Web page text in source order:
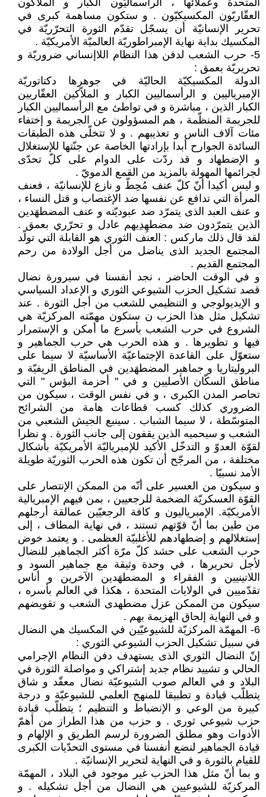
المتّحدة وعملائها ، الرأسماليّون الكبار و الملاّكون
العقّاريّون المكسيكيّون . و ستكون مساهمة كبرى في
تحرير الإنسانيّة أن يسجّل تقدّم الثورة التحرّريّة في
المكسيك بداية نهاية الإمبراطوريّة العالميّة الأمريكيّة .
5- حرب الشعب لدفن هذا النظام اللاإنساني ضروريّة و
تحريريّة بعمق :
الدولة المكسيكيّة الحاليّة في جوهرها دكتاتوريّة
الإمبرياليين و الرأسماليين الكبار و الملاّكين العقّاريين
الكبار الذين ، مباشرة و في تواطئ مع الرأسماليين الكبار
للجريمة المنظّمة ، هم المسؤولون عن الجريمة و إختفاء
مئات آلاف الناس و تعذيبهم . و لا تتخلّى هذه الطبقات
السائدة الجوارح أبدا بإرادتها الخاصة عن جنّتها للإستغلال
و الإضطهاد و قد ردّت على الدوام على كلّ تحدّى
لجرائمها المهولة بالمزيد من القمع الدمويّ .
و ليس أكيدا أنّ كلّ عنف مُحِطّ و نازع للإنسانيّة ، فعنف
المرأة التي تدافع عن نفسها ضد الإغتصاب و قتل النساء ،
و عنف العبد الذى يتمرّد ضد عبوديّته و عنف المضطهَدين
الذين يتمرّدون ضد مضطهِدِيهم عادل و تحرّري بعمق .
لقد قال ذلك ماركس : العنف الثوري هو القابلة التي تولّد
المجتمع الجديد الذى يناضل من أجل الولادة من رحم
المجتمع القديم .
و في الوقت الحاضر ، نجد أنفسنا في سيرورة نضال
قصد تشكيل الحزب الشيوعي الثوري و الإعداد السياسي
و الإيديولوجي و التنظيمي للشعب من أجل الثورة . عند
تشكيل مثل هذا الحزب ن ستكون مهمّته المركزيّة هي
الشروع في حرب الشعب بأسرع ما أمكن و الإستمرار
فيها و تطويرها . و هذه الحرب هي حرب الجماهير و
ستعوّل على القاعدة الإجتماعيّة الأساسيّة لا سيما على
البروليتاريا و جماهير المضطهَدين في المناطق الريفيّة و
مناطق السكّان الأصليين و في " أحزمة البؤس " التي
تحاصر المدن الكبرى ، و في نفس الوقت ، سيكون من
الضروري كذلك كسب قطاعات هامة من الشرائح
المتوسّطة ، لا سيما الشباب . سينبع الجيش الشعبي من
الشعب و سيحميه الذين يقفون إلى جانب الثورة . و نظرا
لقوّة العدوّ و التدخّل الأكيد للإمبرياليّة الأمريكيّة بأشكال
مختلفة ، من المرجّح أن تكون هذه الحرب الثوريّة طويلة
الأمد نسبيّا .
و سيكون من العسير على أنّه من الممكن الإنتصار على
القوّة العسكريّة الضخمة للرجعيين ، بمن فيهم الإمبريالية
الأمريكيّة. الإمبرياليون و كافة الرجعيّين عمالقة أرجلهم
من طين بما أنّ قوّتهم تستند ، في نهاية المطاف ، إلى
إستغلالهم و إضطهادهم للأغلبيّة العظمى . و يعتمد خوض
حرب الشعب على حشد كلّ مرّة أكثر الجماهير للنضال
لأجل تحريرها ، في وحدة وثيقة مع جماهير السود و
اللاتينيين و الفقراء و المضطهَدين الآخرين و أناس
تقدّميين في الولايات المتحدة ، هكذا في العالم بأسره ،
سيكون من الممكن عزل مضطهدى الشعب و تقويضهم
و في النهاية إلحاق الهزيمة بهم .
6- المهمّة المركزيّة للشيوعيّين في المكسيك هي النضال
في سبيل تشكيل الحزب الشيوعي الثوري :
إنّ النضال الثوري الذى يستهدف دفن النظام الإجرامي
الحالي و تشييد نظام جديد إشتراكي و مواصلة الثورة في
البلاد و في العالم صوب الشيوعيّة نضال معقّد و شاق
يتطلّب قيادة و تطبيقا للمنهج العلمي للشيوعيّة و درجة
كبيرة من الوعي و الإنضباط و التنظيم ؛ يتطلّب قيادة
حزب شيوعي ثوري . و حزب من هذا الطراز من أهمّ
الأدوات وهو مطلق الضرورة لرسم الطريق و الإلهام و
قيادة الجماهير لنضع أنفسنا في مستوى التحدّيات الكبرى
للقيام بالثورة و في النهاية لتحرير الإنسانيّة .
و بما أنّ مثل هذا الحزب غير موجود في البلاد ، المهمّة
المركزيّة للشيوعيين هي النضال من أجل تشكيله . و